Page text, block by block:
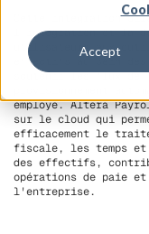
Accept
Cette intégration
l'intégration et la
utilisateurs aux
effectifs au sein
soutenir les flux de
provisionnement
employé. Altera
sur le cloud qui
efficacement le
fiscale, les temps
des effectifs,
opérations de paie
l'entreprise.